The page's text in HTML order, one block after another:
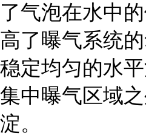
了气泡在水中
高了曝气系统的
稳定均匀的水
集中曝气区域
淀。